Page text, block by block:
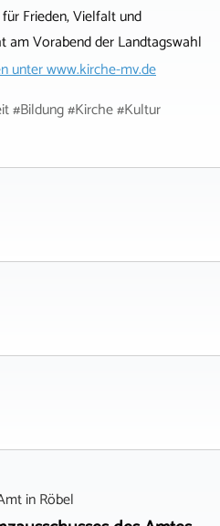
Frieden, Vielfalt und
am Vorabend der Landtagswahl
unterwww.kirche-mv.de
#Bildung #Kirche #Kultur
inRöbel